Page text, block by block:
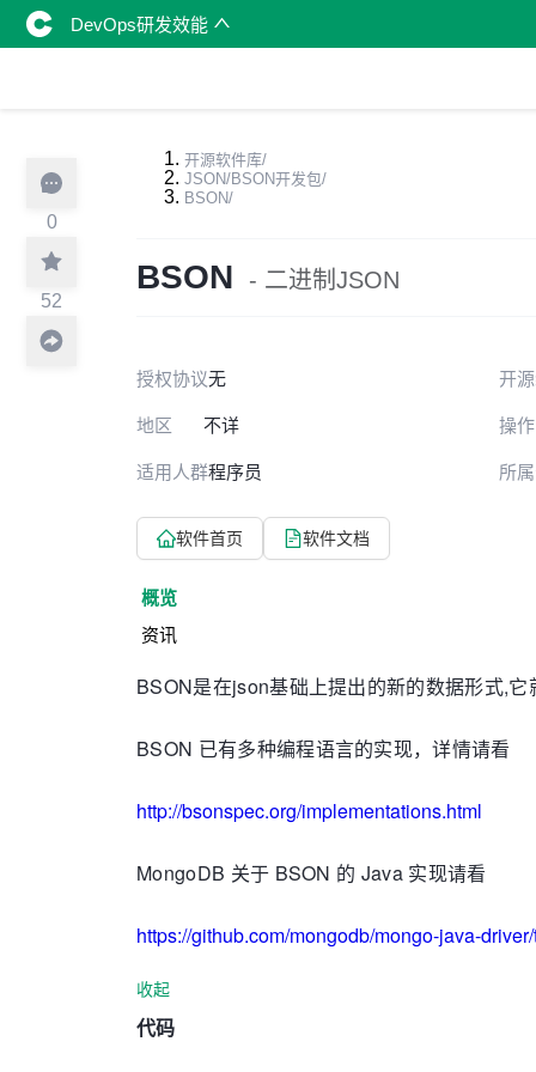
DevOps研发效能
0
52
开源软件库/
JSON/BSON开发包/
BSON/
BSON - 二进制JSON
授权协议无 开
地区 不详 操
适用人群程序员 所
软件首页 软件文档
概览
资讯
BSON是在json基础上提出的新的数据形式,
BSON 已有多种编程语言的实现，详情请看
http://bsonspec.org/implementations.html
MongoDB 关于 BSON 的 Java 实现请看
https://github.com/mongodb/mongo-java-
收起
代码